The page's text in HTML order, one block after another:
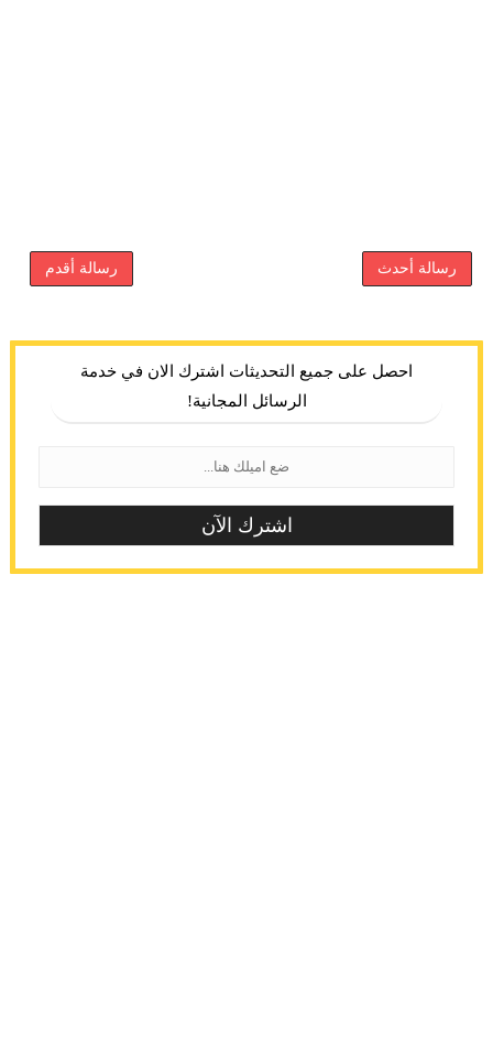
رسالة أحدث رسالة أقدم
احصل على جميع التحديثات اشترك الان في خدمة
الرسائل المجانية!